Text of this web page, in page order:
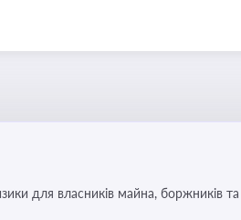
для власників майна, боржників та